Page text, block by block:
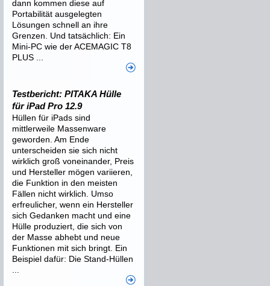
dann kommen diese auf
Portabilität ausgelegten
Lösungen schnell an ihre
Grenzen. Und tatsächlich: Ein
Mini-PC wie der ACEMAGIC T8
PLUS ...
Testbericht: PITAKA Hülle
für iPad Pro 12.9
Hüllen für iPads sind
mittlerweile Massenware
geworden. Am Ende
unterscheiden sie sich nicht
wirklich groß voneinander, Preis
und Hersteller mögen variieren,
die Funktion in den meisten
Fällen nicht wirklich. Umso
erfreulicher, wenn ein Hersteller
sich Gedanken macht und eine
Hülle produziert, die sich von
der Masse abhebt und neue
Funktionen mit sich bringt. Ein
Beispiel dafür: Die Stand-Hüllen